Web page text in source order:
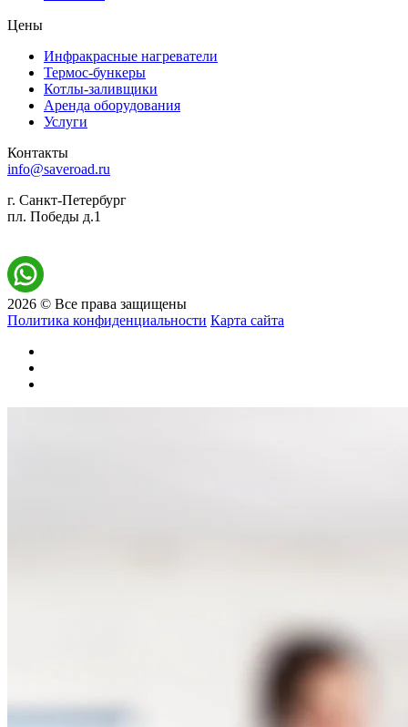
Цены
Инфракрасные нагреватели
Термос-бункеры
Котлы-заливщики
Аренда оборудования
Услуги
Контакты
info@saveroad.ru
г. Санкт-Петербург
пл. Победы д.1
2026 © Все права защищены
Политика конфиденциальности Карта сайта